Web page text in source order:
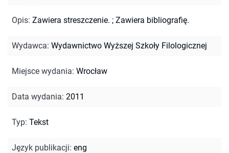
Opis: Zawiera streszczenie. ; Zawiera bibliografię.
Wydawca: Wydawnictwo Wyższej Szkoły Filologicznej
Miejsce wydania: Wrocław
Data wydania: 2011
Typ: Tekst
Język publikacji: eng